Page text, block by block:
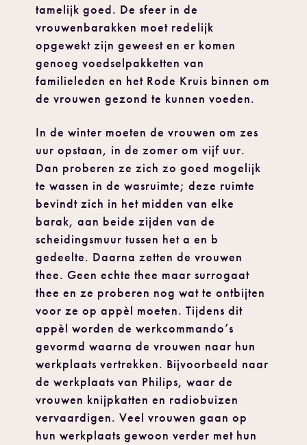
tamelijk goed. De sfeer in de
vrouwenbarakken moet redelijk
opgewekt zijn geweest en er komen
genoeg voedselpakketten van
familieleden en het Rode Kruis binnen om
de vrouwen gezond te kunnen voeden.
In de winter moeten de vrouwen om zes
uur opstaan, in de zomer om vijf uur.
Dan proberen ze zich zo goed mogelijk
te wassen in de wasruimte; deze ruimte
bevindt zich in het midden van elke
barak, aan beide zijden van de
scheidingsmuur tussen het a en b
gedeelte. Daarna zetten de vrouwen
thee. Geen echte thee maar surrogaat
thee en ze proberen nog wat te ontbijten
voor ze op appèl moeten. Tijdens dit
appèl worden de werkcommando’s
gevormd waarna de vrouwen naar hun
werkplaats vertrekken. Bijvoorbeeld naar
de werkplaats van Philips, waar de
vrouwen knijpkatten en radiobuizen
vervaardigen. Veel vrouwen gaan op
hun werkplaats gewoon verder met hun